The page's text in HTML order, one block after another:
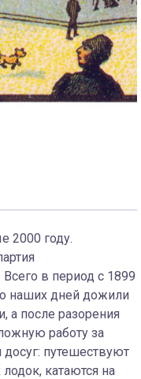
2000 году.
в период с 1899
наших дней дожили
а после разорения
работу за
путешествуют
катаются на